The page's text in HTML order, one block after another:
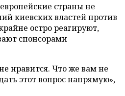
страны не
киевских властей против
остро реагируют,
спонсорами
нравится. Что же вам не
этот вопрос напрямую»,